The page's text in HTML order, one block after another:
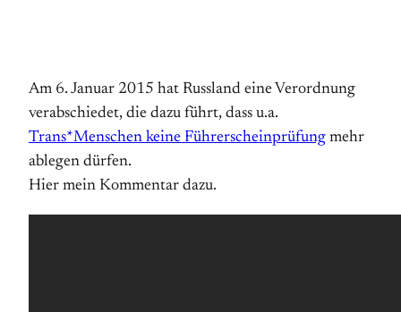
Am 6. Januar 2015 hat Russland eine Verordnung
verabschiedet, die dazu führt, dass u.a.
Trans*Menschen keine Führerscheinprüfung mehr
ablegen dürfen.
Hier mein Kommentar dazu.